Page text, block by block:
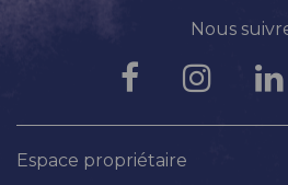
Nous
Espace propriétaire